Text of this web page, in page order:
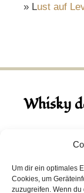
Um dir ein optimales
Cookies, um
zuzugreifen. Wenn
» Lust auf
Whisky
August
Hinch
Destillerie: